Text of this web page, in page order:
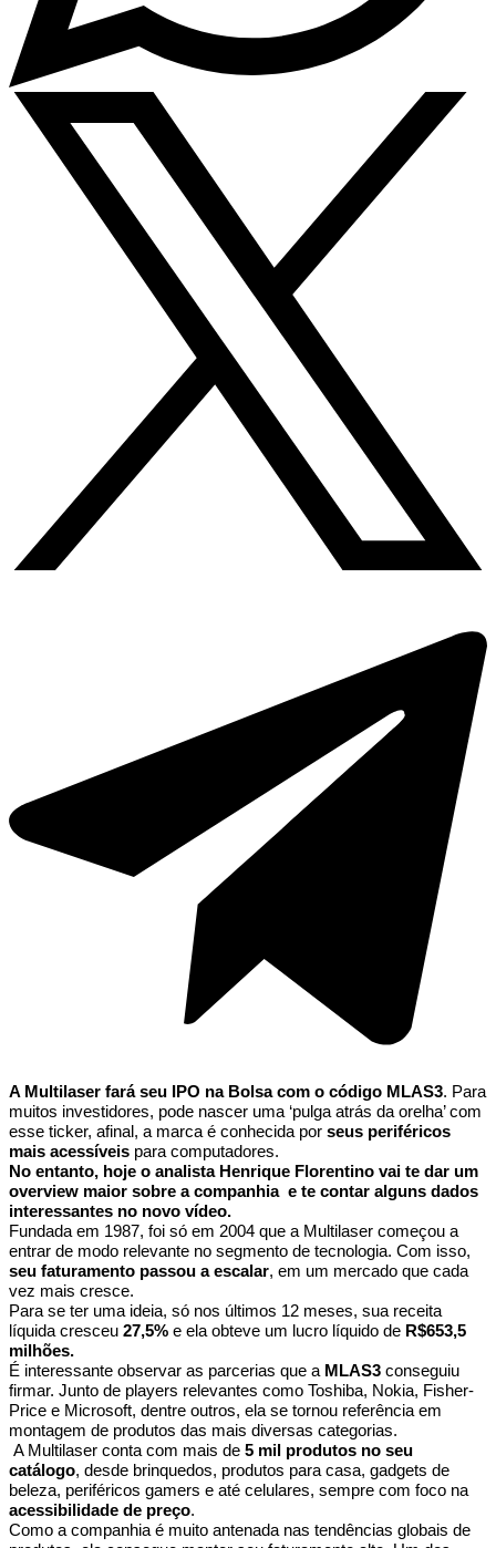
A Multilaser fará seu IPO na Bolsa com o código MLAS3. Para
muitos investidores, pode nascer uma ‘pulga atrás da orelha’ com
esse ticker, afinal, a marca é conhecida por seus periféricos
mais acessíveis para computadores.
No entanto, hoje o analista Henrique Florentino vai te dar um
overview maior sobre a companhia e te contar alguns dados
interessantes no novo vídeo.
Fundada em 1987, foi só em 2004 que a Multilaser começou a
entrar de modo relevante no segmento de tecnologia. Com isso,
seu faturamento passou a escalar, em um mercado que cada
vez mais cresce.
Para se ter uma ideia, só nos últimos 12 meses, sua receita
líquida cresceu 27,5% e ela obteve um lucro líquido de R$653,5
milhões.
É interessante observar as parcerias que a MLAS3 conseguiu
firmar. Junto de players relevantes como Toshiba, Nokia, Fisher-
Price e Microsoft, dentre outros, ela se tornou referência em
montagem de produtos das mais diversas categorias.
A Multilaser conta com mais de 5 mil produtos no seu
catálogo, desde brinquedos, produtos para casa, gadgets de
beleza, periféricos gamers e até celulares, sempre com foco na
acessibilidade de preço.
Como a companhia é muito antenada nas tendências globais de